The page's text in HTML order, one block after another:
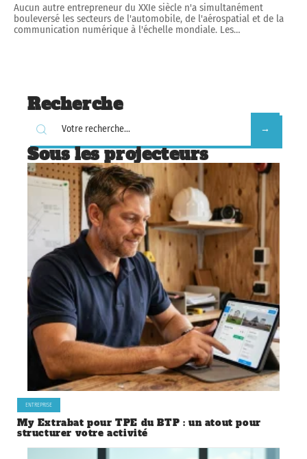
Aucun autre entrepreneur du XXIe siècle n'a simultanément
bouleversé les secteurs de l'automobile, de l'aérospatial et de la
communication numérique à l'échelle mondiale. Les…
Recherche
Sous les projecteurs
ENTREPRISE
My Extrabat pour TPE du BTP : un atout pour
structurer votre activité